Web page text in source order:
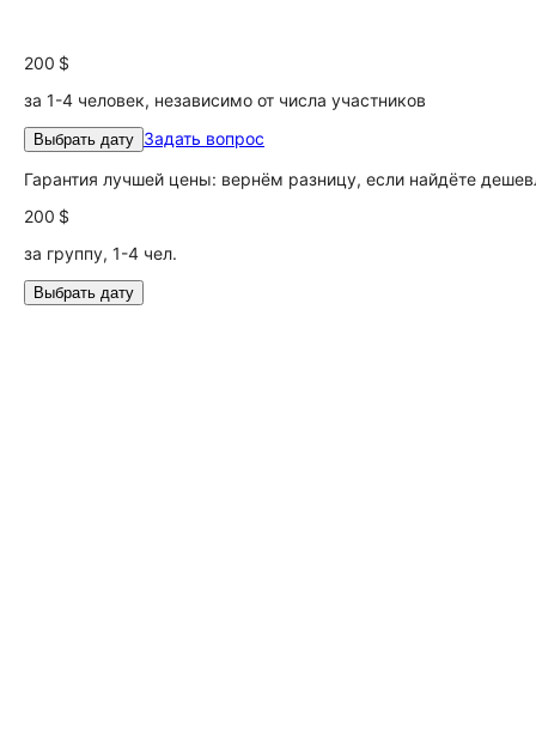
200 $
за 1-4 человек, независимо от числа участников
Выбрать дату Задать вопрос
Гарантия лучшей цены: вернём разницу, если найдёте
200 $
за группу, 1-4 чел.
Выбрать дату